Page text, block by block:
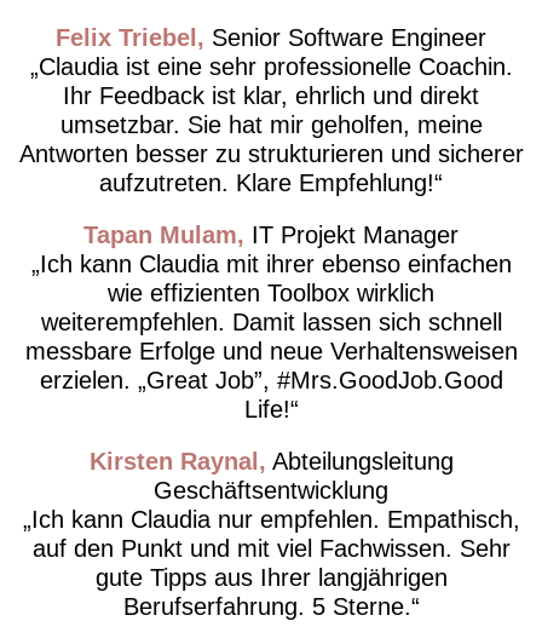
Felix Triebel
Senior Software Engineer
Claudia ist eine sehr professionelle Coachin.
Ihr Feedback ist klar, ehrlich und direkt
umsetzbar. Sie hat mir geholfen, meine
Antworten besser zu strukturieren und sicherer
aufzutreten. Klare Empfehlung!
Tapan Mulam
IT Projekt Manager
Ich kann Claudia mit ihrer ebenso einfachen
wie effizienten Toolbox wirklich
weiterempfehlen. Damit lassen sich schnell
messbare Erfolge und neue Verhaltensweisen
erzielen. „Great Job”, #Mrs.GoodJob.Good
Life!
Kirsten Raynal
Abteilungsleitung
Geschäftsentwicklung
Ich kann Claudia nur empfehlen. Empathisch,
auf den Punkt und mit viel Fachwissen. Sehr
gute Tipps aus Ihrer langjährigen
Berufserfahrung. 5 Sterne.